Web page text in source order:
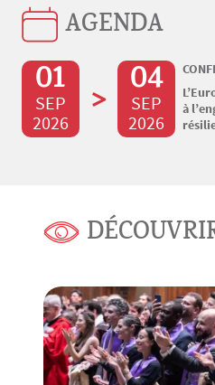
AGENDA
01
SEP
2026
> 04
SEP
2026
à